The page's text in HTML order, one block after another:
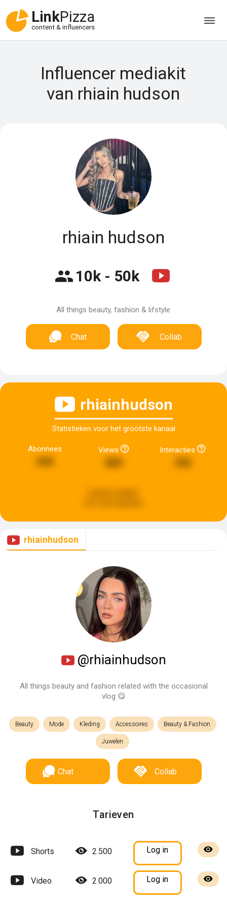
LinkPizza
content & influencers
Influencer mediakit
van rhiain hudson
rhiain hudson
10k - 50k
All things beauty, fashion & lifstyle
Chat Collab
rhiainhudson
Statistieken voor het grootste kanaal
Abonnees
636
Views
860
Interacties
rhiainhudson
@rhiainhudson
All things beauty and fashion related with the occasional
vlog 😋
Beauty Mode Kleding Accessoires Beauty & Fashion
Juwelen
Chat Collab
Tarieven
Shorts 2.500 Log in
Video 2.000 Log in